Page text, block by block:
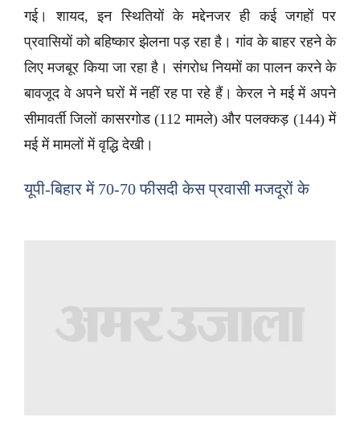
गई। शायद, इन स्थितियों के मद्देनजर ही कई जगहों पर
प्रवासियों को बहिष्कार झेलना पड़ रहा है। गांव के बाहर रहने के
लिए मजबूर किया जा रहा है। संगरोध नियमों का पालन करने के
बावजूद वे अपने घरों में नहीं रह पा रहे हैं। केरल ने मई में अपने
सीमावर्ती जिलों कासरगोड (112 मामले) और पलक्कड़ (144) में
मई में मामलों में वृद्धि देखी।
यूपी-बिहार में 70-70 फीसदी केस प्रवासी मजदूरों के